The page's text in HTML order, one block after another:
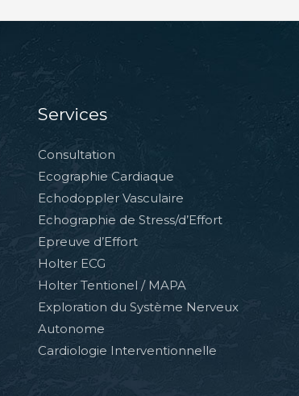
Services
Consultation
Ecographie Cardiaque
Echodoppler Vasculaire
Echographie de Stress/d’Effort
Epreuve d’Effort
Holter ECG
Holter Tentionel / MAPA
Exploration du Système Nerveux
Autonome
Cardiologie Interventionnelle